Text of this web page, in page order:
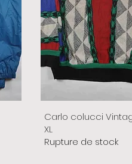
Carlo colucci
XL
Rupture de stock